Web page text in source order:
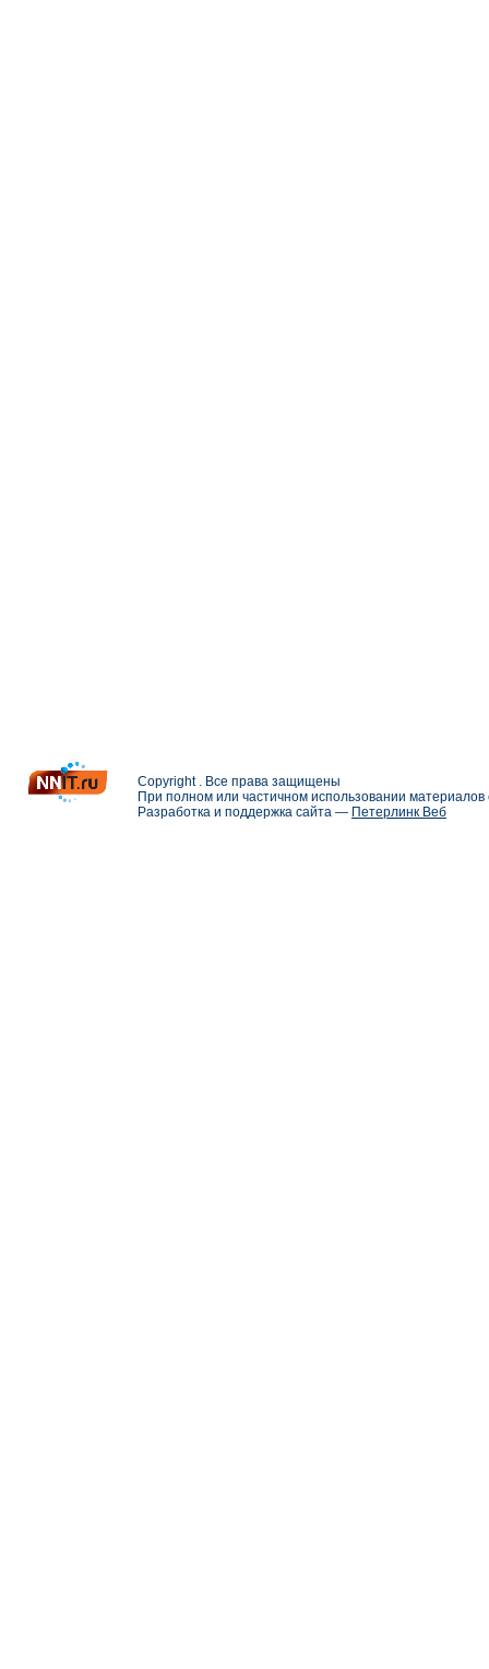
Copyright . Все права защищены
При полном или частичном использовании
Разработка и поддержка сайта — Петерлинк Веб